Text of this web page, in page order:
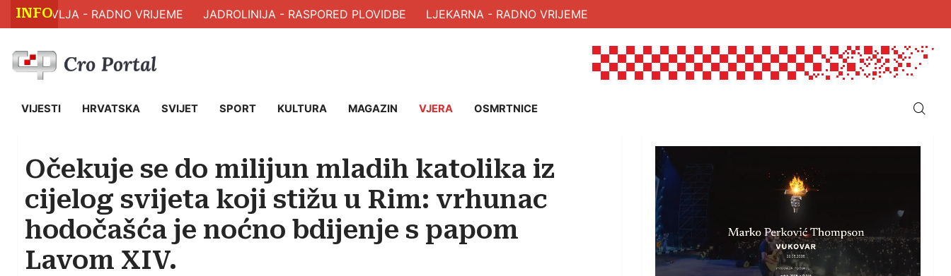
INFO
ZDRAVLJA - RADNO VRIJEME JADROLINIJA - RASPORED PLOVIDBE LJEKARNA - RADNO VRIJEME
VIJESTI HRVATSKA SVIJET SPORT KULTURA MAGAZIN VJERA OSMRTNICE
Očekuje se do milijun mladih katolika iz
cijelog svijeta koji stižu u Rim: vrhunac
hodočašća je noćno bdijenje s papom
Lavom XIV.